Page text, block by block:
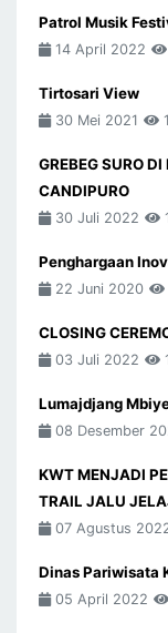
Patrol Musik
14 April 2022
Tirtosari View
30 Mei 2021
GREBEG SURO
CANDIPURO
30 Juli 2022
Penghargaan
22 Juni 2020
CLOSING
03 Juli 2022
Lumajdjang
08 Desember
KWT MENJADI
TRAIL JALU
07 Agustus
Dinas Pariwisata
05 April 2022